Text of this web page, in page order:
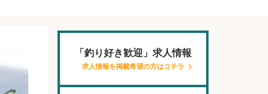
「釣り好き歓迎」求人情報
求人情報を掲載希望の方はコチラ